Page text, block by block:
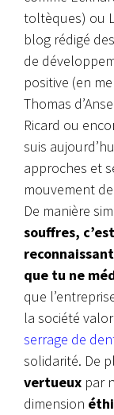
toltèques) ou
blog rédigé
de
positive (en
Thomas
Ricard ou
suis
approches et
mouvement
De manière
souffres,
que tu ne
que
la société
serrage de
solidarité. De
vertueux par
dimension